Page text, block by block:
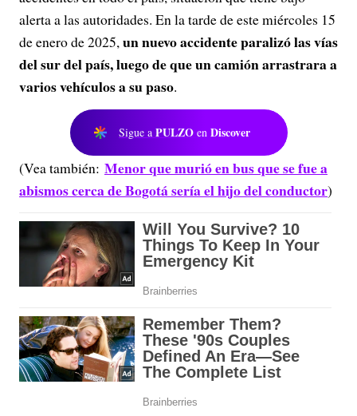
alerta a las autoridades. En la tarde de este miércoles 15
de enero de 2025,un nuevo accidente paralizó las vías
del sur del país, luego de que un camión arrastrara a
varios vehículos a su paso.
Sigue a PULZO en Discover
(Vea también: Menor que murió en bus que se fue a
abismos cerca de Bogotá sería el hijo del conductor)